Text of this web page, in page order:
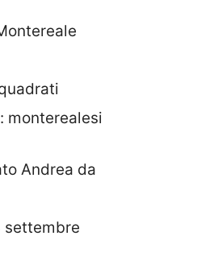
monterealesi
Andrea da
settembre